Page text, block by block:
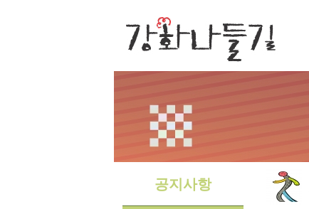
공지사항